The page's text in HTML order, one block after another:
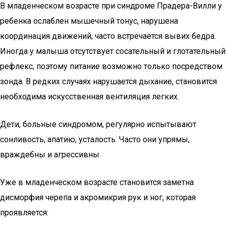
В младенческом возрасте при синдроме Прадера-Вилли у
ребенка ослаблен мышечный тонус, нарушена
координация движений, часто встречается вывих бедра.
Иногда у малыша отсутствует сосательный и глотательный
рефлекс, поэтому питание возможно только посредством
зонда. В редких случаях нарушается дыхание, становится
необходима искусственная вентиляция легких.
Дети, больные синдромом, регулярно испытывают
сонливость, апатию, усталость. Часто они упрямы,
враждебны и агрессивны.
Уже в младенческом возрасте становится заметна
дисморфия черепа и акромикрия рук и ног, которая
проявляется: